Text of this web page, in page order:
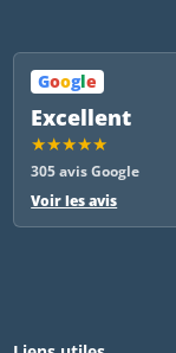
Google
Excellent
★★★★★
305 avis Google
Voir les avis